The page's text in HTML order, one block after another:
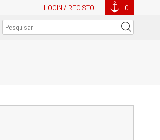
LOGIN / REGISTO 0